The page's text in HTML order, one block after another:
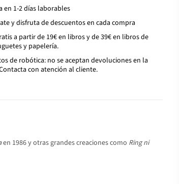
en 1-2 días laborables
y disfruta de descuentos en cada compra
a partir de 19€ en libros y de 39€ en libros de
y papelería.
de robótica: no se aceptan devoluciones en la
con atención al cliente.
en 1986 y otras grandes creaciones como Ring ni